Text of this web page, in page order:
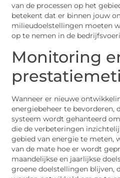
van de processen op het
betekent dat er binnen jouw
milieudoelstellingen moeten
op te nemen in de
Monitoring
Wanneer er nieuwe
energiebeheer te bevorderen,
systeem wordt gehanteerd
die de verbeteringen
gebied van energie te meten,
van de mate hoe er wordt
maandelijkse en jaarlijkse
groene doelstellingen blijven,